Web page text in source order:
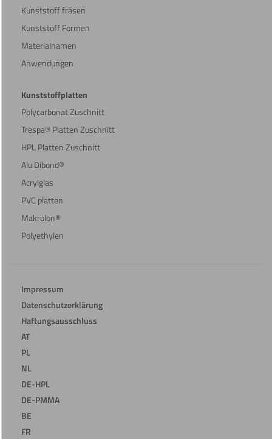
Kunststoff fräsen
Kunststoff Formen
Materialnamen
Anwendungen
Kunststoffplatten
Polycarbonat Zuschnitt
Trespa® Platten Zuschnitt
HPL Platten Zuschnitt
Alu Dibond®
Acrylglas
PVC platten
Makrolon®
Polyethylen
Impressum
Datenschutzerklärung
Haftungsausschluss
AT
PL
NL
DE-HPL
DE-PMMA
BE
FR